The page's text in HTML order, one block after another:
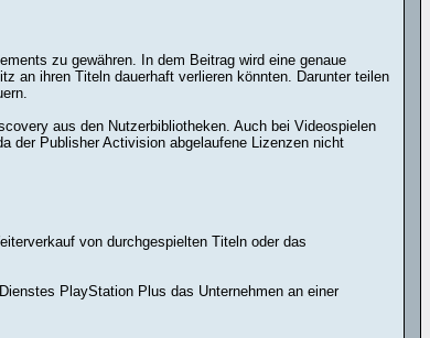
zu gewähren. In dem Beitrag wird eine genaue
an ihren Titeln dauerhaft verlieren könnten. Darunter teilen
aus den Nut­zer­bi­blio­the­ken. Auch bei Videospielen
der Publisher Activision abgelaufene Lizenzen nicht
von durchgespielten Titeln oder das
PlayStation Plus das Unternehmen an einer